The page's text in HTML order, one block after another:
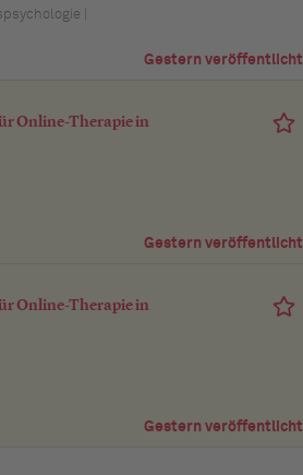
|
Gestern veröffentlicht
Online-Therapie in
Gestern veröffentlicht
Online-Therapie in
Gestern veröffentlicht